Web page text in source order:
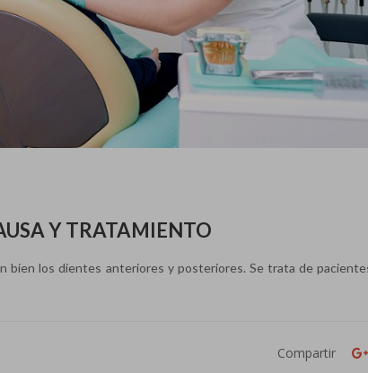
Y TRATAMIENTO
bien los dientes anteriores y posteriores. Se trata de
Compartir